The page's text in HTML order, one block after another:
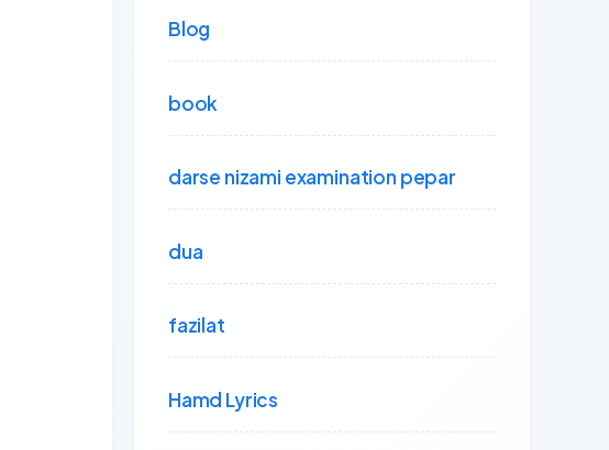
Blog
book
darse nizami examination pepar
dua
fazilat
Hamd Lyrics